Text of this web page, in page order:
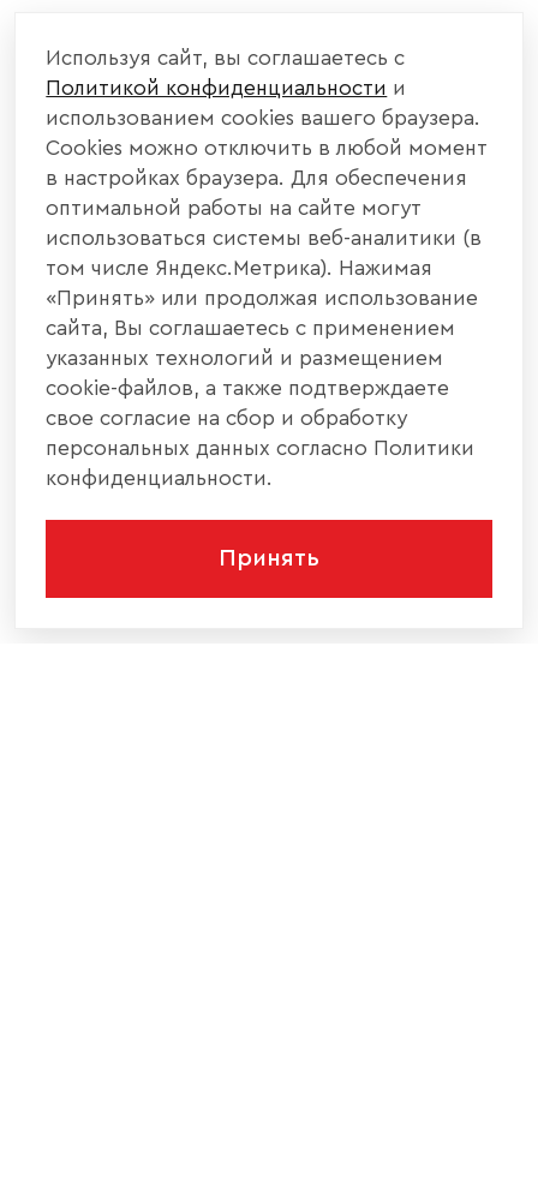
Используя сайт, вы соглашаетесь с
Политикой конфиденциальности и
использованием cookies вашего браузера.
Cookies можно отключить в любой момент
в настройках браузера. Для обеспечения
оптимальной работы на сайте могут
использоваться системы веб-аналитики (в
том числе Яндекс.Метрика). Нажимая
«Принять» или продолжая использование
сайта, Вы соглашаетесь с применением
указанных технологий и размещением
cookie-файлов, а также подтверждаете
свое согласие на сбор и обработку
персональных данных согласно Политики
конфиденциальности.
Принять